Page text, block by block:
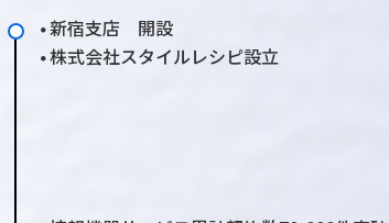
● 新宿支店 開設
● 株式会社スタイルレシピ設立